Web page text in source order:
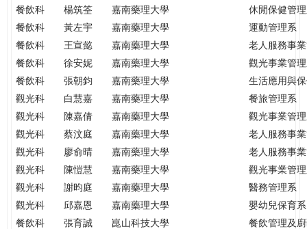
餐飲科
楊筑筌 嘉南藥理大學
休閒保健管
餐飲科
黃左宇 嘉南藥理大學
運動管理系
餐飲科
王宣懿 嘉南藥理大學
老人服務事
餐飲科
徐安妮 嘉南藥理大學
觀光事業管
餐飲科
張朝鈞 嘉南藥理大學
生活應用與
觀光科
白慧嘉 嘉南藥理大學
餐旅管理系
觀光科
陳嘉倩 嘉南藥理大學
觀光事業管
觀光科
蔡汶庭 嘉南藥理大學
老人服務事
觀光科
廖俞晴 嘉南藥理大學
老人服務事
觀光科
陳愷慧 嘉南藥理大學
觀光事業管
觀光科
謝昀庭 嘉南藥理大學
醫務管理系
觀光科
邱嘉恩 嘉南藥理大學
嬰幼兒保育系
餐飲科
張育誠 崑山科技大學
餐飲管理及